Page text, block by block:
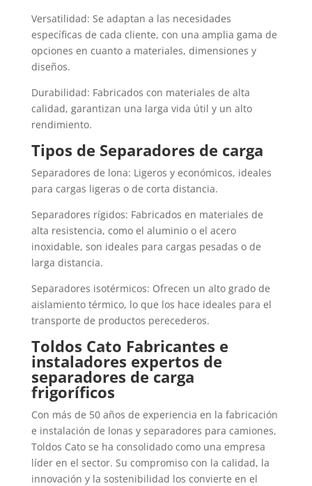
Versatilidad: Se adaptan a las necesidades
específicas de cada cliente, con una amplia gama de
opciones en cuanto a materiales, dimensiones y
diseños.
Durabilidad: Fabricados con materiales de alta
calidad, garantizan una larga vida útil y un alto
rendimiento.
Tipos de Separadores de carga
Separadores de lona: Ligeros y económicos, ideales
para cargas ligeras o de corta distancia.
Separadores rígidos: Fabricados en materiales de
alta resistencia, como el aluminio o el acero
inoxidable, son ideales para cargas pesadas o de
larga distancia.
Separadores isotérmicos: Ofrecen un alto grado de
aislamiento térmico, lo que los hace ideales para el
transporte de productos perecederos.
Toldos Cato Fabricantes e
instaladores expertos de
separadores de carga
frigoríficos
Con más de 50 años de experiencia en la fabricación
e instalación de lonas y separadores para camiones,
Toldos Cato se ha consolidado como una empresa
líder en el sector. Su compromiso con la calidad, la
innovación y la sostenibilidad los convierte en el